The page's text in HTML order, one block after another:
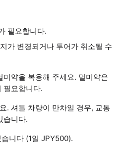
필요합니다.
가 변경되거나 투어가 취소될 수
미약을 복용해 주세요. 멀미약은
필요합니다.
. 셔틀 차량이 만차일 경우, 교통
습니다.
니다 (1일 JPY500).